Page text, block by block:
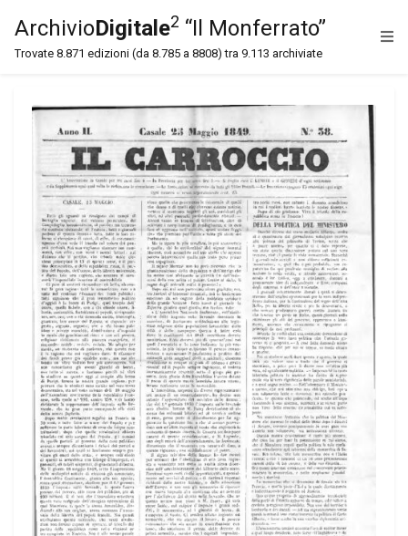
ArchivioDigitale2 “Il Monferrato”
Trovate 8.871 edizioni (da 8.785 a 8808) tra 9.113 archiviate